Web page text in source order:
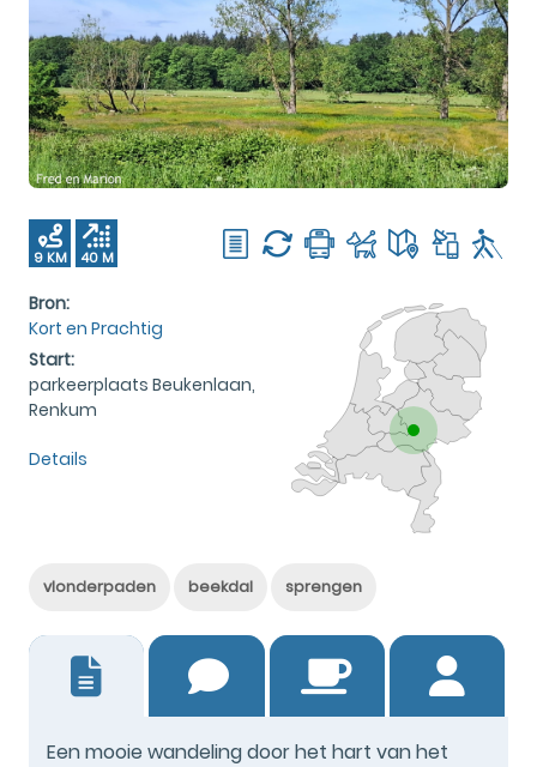
9 KM 40 M
Bron:
Kort en Prachtig
Start:
parkeerplaats Beukenlaan,
Renkum
Details
vlonderpaden beekdal sprengen
Een mooie wandeling door het hart van het